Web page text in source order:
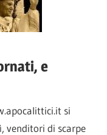
e
si
venditori di scarpe